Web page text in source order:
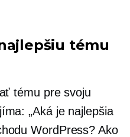
tému
tému pre svoju
„Aká je najlepšia
WordPress? Ako